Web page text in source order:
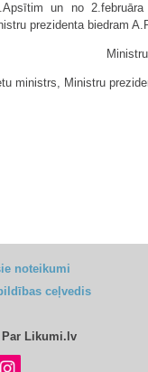
un no
prezidenta biedram
ministrs, Ministru
noteikumi
ceļvedis
Par Likumi.lv